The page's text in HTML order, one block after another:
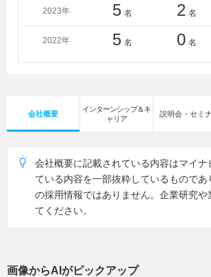
2023年 5 名 2 名
2022年 5 名 0 名
会社概要
インターンシップ＆キ
ャリア
説明会・セミ
会社概要に記載されている内容はマイ
ている内容を一部抜粋しているもので
の採用情報ではありません。企業研究や
てください。
画像からAIがピックアップ